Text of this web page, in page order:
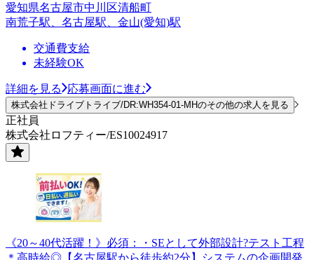
愛知県名古屋市中川区清船町
南荒子駅、名古屋駅、金山(愛知)駅
交通費支給
未経験OK
詳細を見る 応募画面に進む
株式会社ドライブトライブ/DR:WH354-01-MHのその他の求人を見る
正社員
株式会社ロフティー/ES10024917
《20～40代活躍！》必須：・SEとして外部設計?テスト工程
＊高時給◎【名古屋駅から徒歩約2分】システムの企画開発